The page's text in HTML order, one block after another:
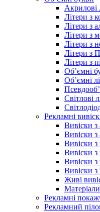
Акрилові
Літери з
Літери з
Літери з
Літери з
Літери з
Літери з
Об’ємні
Об’ємні
Світлові
Рекламні
Вивіски з
Вивіски з
Вивіски з
Вивіски
Вивіски з
Вивіски з
Живі
Рекламні
Рекламний